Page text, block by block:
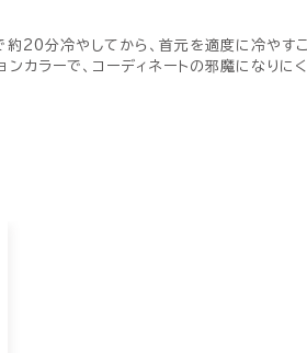
20分冷やしてから、首元を適度に冷やす
カラーで、コーディネートの邪魔になりにく